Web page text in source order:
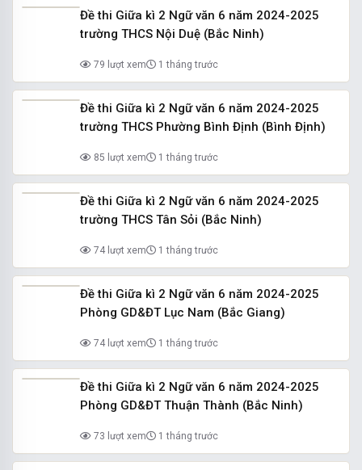
Đề thi Giữa kì 2 Ngữ văn 6 năm 2024-2025
trường THCS Nội Duệ (Bắc Ninh)
79 lượt xem 1 tháng trước
Đề thi Giữa kì 2 Ngữ văn 6 năm 2024-2025
trường THCS Phường Bình Định (Bình Định)
85 lượt xem 1 tháng trước
Đề thi Giữa kì 2 Ngữ văn 6 năm 2024-2025
trường THCS Tân Sỏi (Bắc Ninh)
74 lượt xem 1 tháng trước
Đề thi Giữa kì 2 Ngữ văn 6 năm 2024-2025
Phòng GD&ĐT Lục Nam (Bắc Giang)
74 lượt xem 1 tháng trước
Đề thi Giữa kì 2 Ngữ văn 6 năm 2024-2025
Phòng GD&ĐT Thuận Thành (Bắc Ninh)
73 lượt xem 1 tháng trước